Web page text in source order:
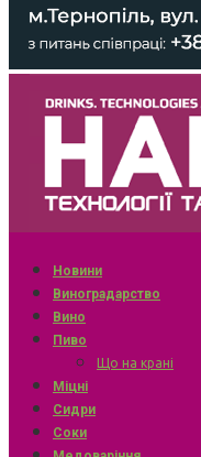
Новини
Виноградарство
Вино
Пиво
Що на крані
Міцні
Сидри
Соки